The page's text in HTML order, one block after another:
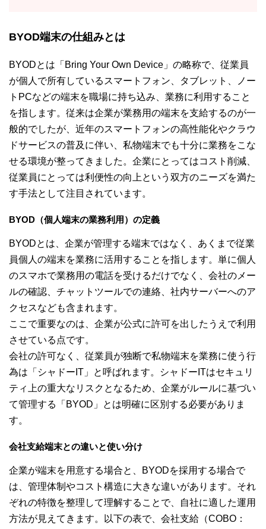
BYOD端末の仕組みとは
BYODとは「Bring Your Own Device」の略称で、従業員
が個人で所有しているスマートフォン、タブレット、ノー
トPCなどの端末を職場に持ち込み、業務に利用すること
を指します。従来は企業が業務用の端末を支給するのが一
般的でしたが、近年のスマートフォンの高性能化やクラウ
ドサービスの普及に伴い、私物端末でも十分に業務をこな
せる環境が整ってきました。企業にとってはコスト削減、
従業員にとっては利便性の向上という双方のニーズを満た
す手法として注目されています。
BYOD（個人端末の業務利用）の定義
BYODとは、企業が管理する端末ではなく、あくまで従業
員個人の端末を業務に活用することを指します。単に個人
のスマホで業務用の電話を受けるだけでなく、会社のメー
ルの確認、チャットツールでの連絡、社内サーバーへのア
クセスなども含まれます。
ここで重要なのは、企業が公式に許可を出したうえで利用
させている点です。
会社の許可なく、従業員が独断で私物端末を業務に使う行
為は「シャドーIT」と呼ばれます。シャドーITはセキュリ
ティ上の重大なリスクとなるため、企業がルールに基づい
て管理する「BYOD」とは明確に区別する必要がありま
す。
会社支給端末との違いと使い分け
企業が端末を用意する場合と、BYODを採用する場合で
は、管理体制やコスト構造に大きな違いがあります。それ
ぞれの特徴を整理して理解することで、自社に適した運用
方法が見えてきます。以下の表で、会社支給（COBO：